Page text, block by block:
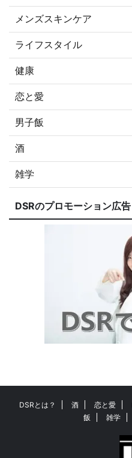
メンズスキンケア
ライフスタイル
健康
恋と愛
男子飯
酒
雑学
DSRのプロモーション広告
DSRとは？ 酒 恋と愛
飯
雑学